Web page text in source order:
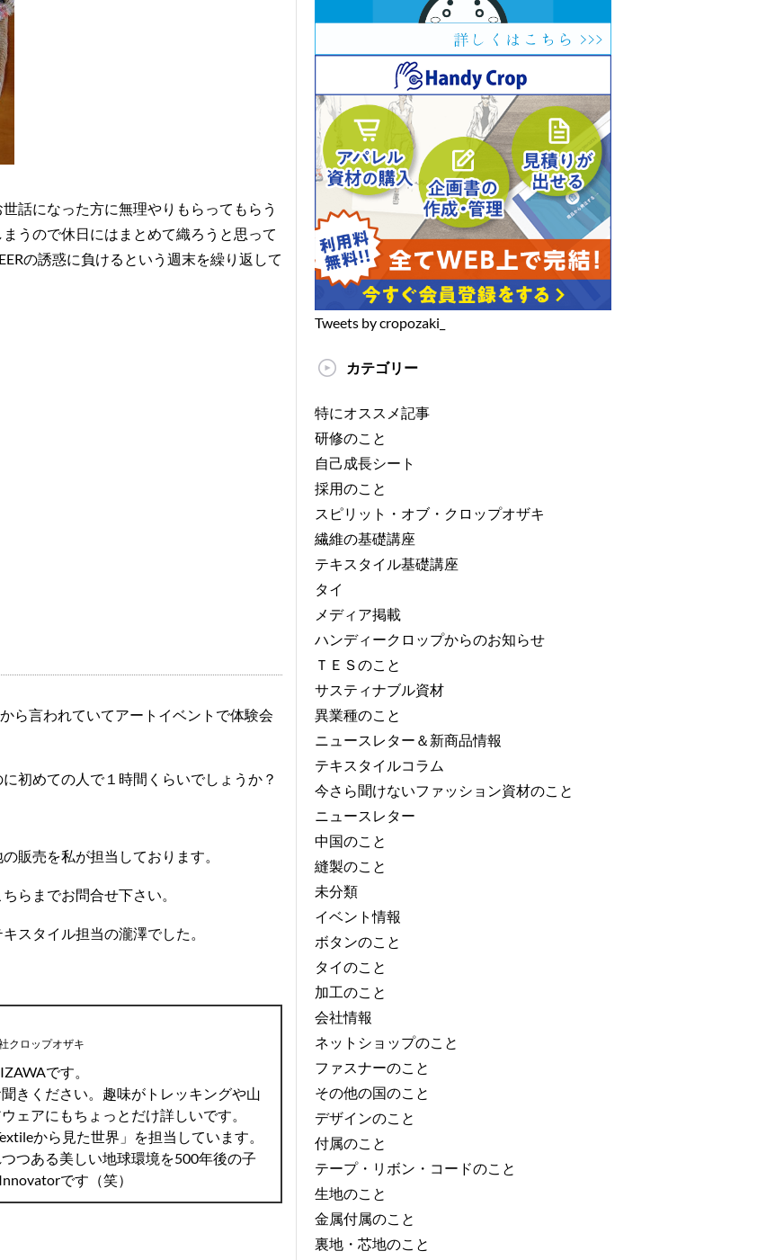
話になった方に無理やりもらってもらう
うので休日にはまとめて織ろうと思って
の誘惑に負けるという週末を繰り返して
ら言われていてアートイベントで体験会
初めての人で１時間くらいでしょうか？
販売を私が担当しております。
ちら までお問合せ下さい。
スタイル担当の瀧澤でした。
クロップオザキ
です。
きください。趣味がトレッキングや山
ェアにもちょっとだけ詳しいです。
から見た世界」を担当しています。
つある美しい地球環境を500年後の子
です（笑）
Tweets by cropozaki_
カテゴリー
特にオススメ記事
研修のこと
自己成長シート
採用のこと
スピリット・オブ・クロップオザキ
繊維の基礎講座
テキスタイル基礎講座
タイ
メディア掲載
ハンディークロップからのお知らせ
ＴＥＳのこと
サスティナブル資材
異業種のこと
ニュースレター＆新商品情報
テキスタイルコラム
今さら聞けないファッション資材のこと
ニュースレター
中国のこと
縫製のこと
未分類
イベント情報
ボタンのこと
タイのこと
加工のこと
会社情報
ネットショップのこと
ファスナーのこと
その他の国のこと
デザインのこと
付属のこと
テープ・リボン・コードのこと
生地のこと
金属付属のこと
裏地・芯地のこと